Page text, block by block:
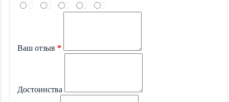
Ваш отзыв
Достоинства